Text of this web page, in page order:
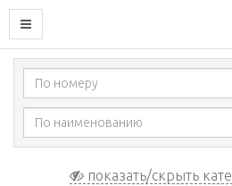
показать/скрыть